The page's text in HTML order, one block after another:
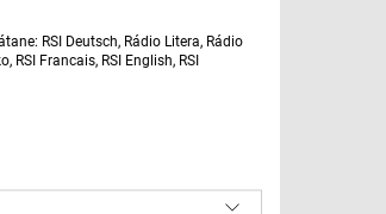
RSI Deutsch, Rádio Litera, Rádio
RSI Francais, RSI English, RSI
itt hallgatható meg.